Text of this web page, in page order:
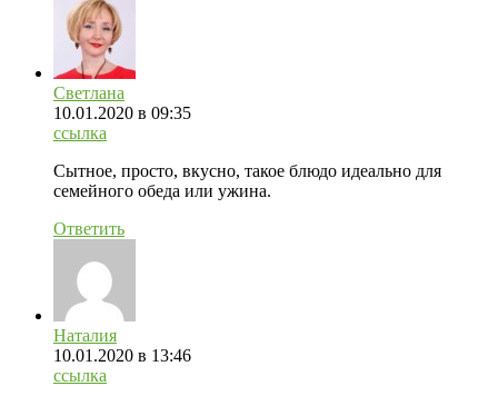
Светлана
10.01.2020 в 09:35
ссылка
Сытное, просто, вкусно, такое блюдо идеально для
семейного обеда или ужина.
Ответить
Наталия
10.01.2020 в 13:46
ссылка